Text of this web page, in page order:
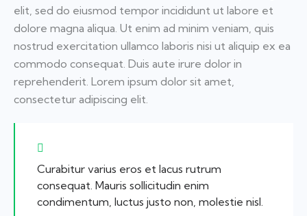
elit, sed do eiusmod tempor incididunt ut labore et
dolore magna aliqua. Ut enim ad minim veniam, quis
nostrud exercitation ullamco laboris nisi ut aliquip ex ea
commodo consequat. Duis aute irure dolor in
reprehenderit. Lorem ipsum dolor sit amet,
consectetur adipiscing elit.
Curabitur varius eros et lacus rutrum
consequat. Mauris sollicitudin enim
condimentum, luctus justo non, molestie nisl.